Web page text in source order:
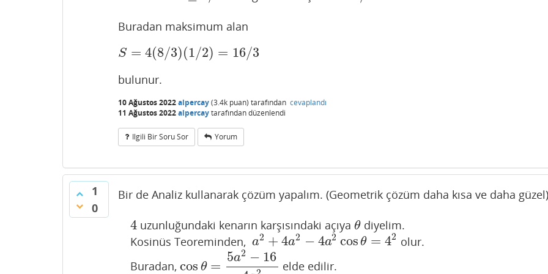
Buradan maksimum alan
S = 4(8/3)(1/2) = 16/3
S=4(8/3)(1/2)=16/ 3
bulunur.
10 Ağustos 2022alpercay(3.4k puan) tarafından cevaplandı
11 Ağustos 2022alpercaytarafındandüzenlendi
Ilgili Bir Soru Sor Yorum
1
0
Bir de Analiz kullanarak çözüm yapalım. (Geometrik çözüm daha kısa ve daha güzel)
4
4 uzunluğundaki kenarın karşısındaki açıyaθ
θdiyelim.
Kosinüs Teoreminden, a2 + 4a2 − 4a2 cos θ = 42
a2 +4a2−4 a2cosθ =42
olur.
Buradan, cos θ =
5a2 − 16
cos θ= 5a 2−164a2 elde edilir.